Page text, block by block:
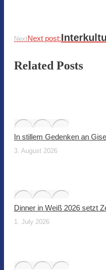
NextNext post:
Related Posts
In stillem Gedenken an
3. August 2026
Dinner in Weiß 2026 setzt
1. July 2026